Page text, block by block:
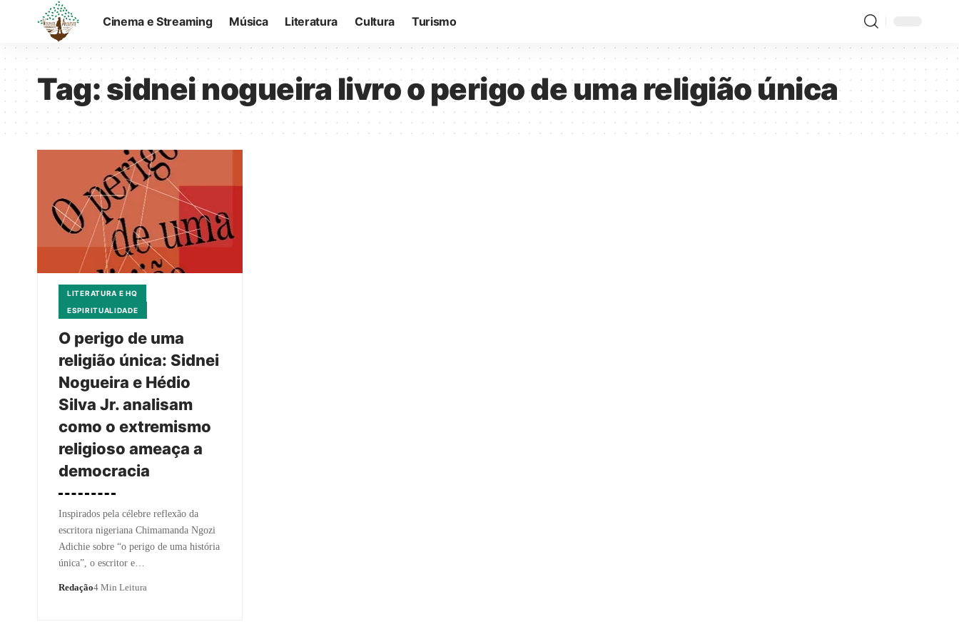
Cinema e Streaming Música Literatura Cultura Turismo
Tag:sidnei nogueira livro o perigo de uma religião única
LITERATURA E HQ
ESPIRITUALIDADE
O perigo de uma
religião única: Sidnei
Nogueira e Hédio
Silva Jr. analisam
como o extremismo
religioso ameaça a
democracia
Inspirados pela célebre reflexão da
escritora nigeriana Chimamanda Ngozi
Adichie sobre “o perigo de uma história
única”, o escritor e…
Redação4 Min Leitura